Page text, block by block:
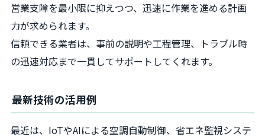
営業支障を最小限に抑えつつ、迅速に作業を進める計画
力が求められます。
信頼できる業者は、事前の説明や工程管理、トラブル時
の迅速対応まで一貫してサポートしてくれます。
最新技術の活用例
最近は、IoTやAIによる空調自動制御、省エネ監視システ